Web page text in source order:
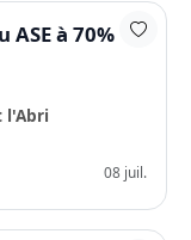
à 70%
l'Abri
08 juil.